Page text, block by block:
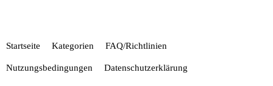
Startseite Kategorien FAQ/Richtlinien
Nutzungsbedingungen Datenschutzerklärung